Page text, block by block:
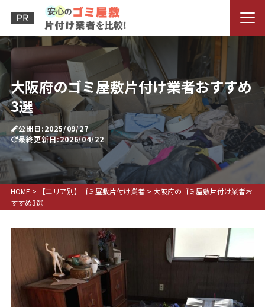
大阪府のゴミ屋敷片付け業者おすすめ
3選
公開日:2025/09/27
最終更新日:2026/04/22
HOME > 【エリア別】ゴミ屋敷片付け業者> 大阪府のゴミ屋敷片付け業者お
すすめ3選